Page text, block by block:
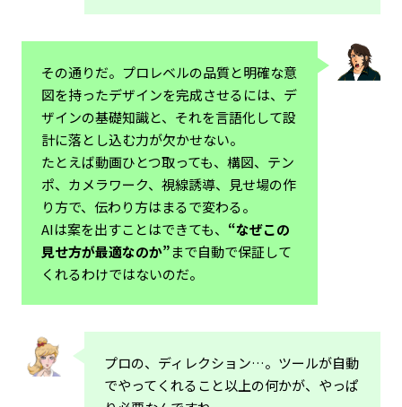
その通りだ。プロレベルの品質と明確な意
図を持ったデザインを完成させるには、デ
ザインの基礎知識と、それを言語化して設
計に落とし込む力が欠かせない。
たとえば動画ひとつ取っても、構図、テン
ポ、カメラワーク、視線誘導、見せ場の作
り方で、伝わり方はまるで変わる。
AIは案を出すことはできても、 “なぜこの
見せ方が最適なのか”まで自動で保証して
くれるわけではないのだ。
プロの、ディレクション…。ツールが自動
でやってくれること以上の何かが、やっぱ